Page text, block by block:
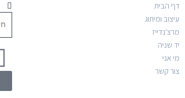
דף הבית
עיצוב ומיתוג
מרצ'נדייז
יד שניה
מי אני
צור קשר